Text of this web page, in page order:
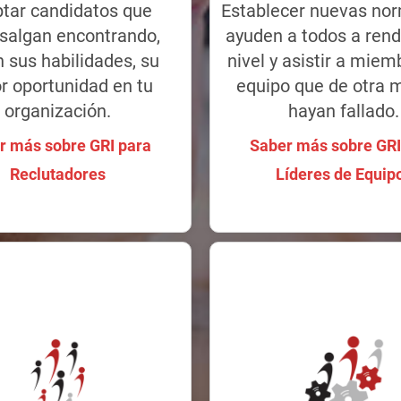
candidatos que
encontrando,
sus habilidades, su
oportunidad en tu
organización.
más sobre GRI para
Reclutadores
GRI también pueden
seleccionar y adaptar de
a los candidatos,
así una transición lo más
y óptima posible.
más sobre GRI para
Reclutadores
Establecer nuevas
ayuden a todos a
nivel y asistir a
equipo que de otra
hayan fallado.
Saber más sobre
Líderes de
los individuos en sus
consiguen el apoyo
necesitan y ayudan a
los objetivos del
empresa.
Saber más sobre
Líderes de
Ejecutivos proporciona a
toman decisiones las
evidencias de los
¡Empodera a tu junta
Habilita la diversidad
obtén insights más